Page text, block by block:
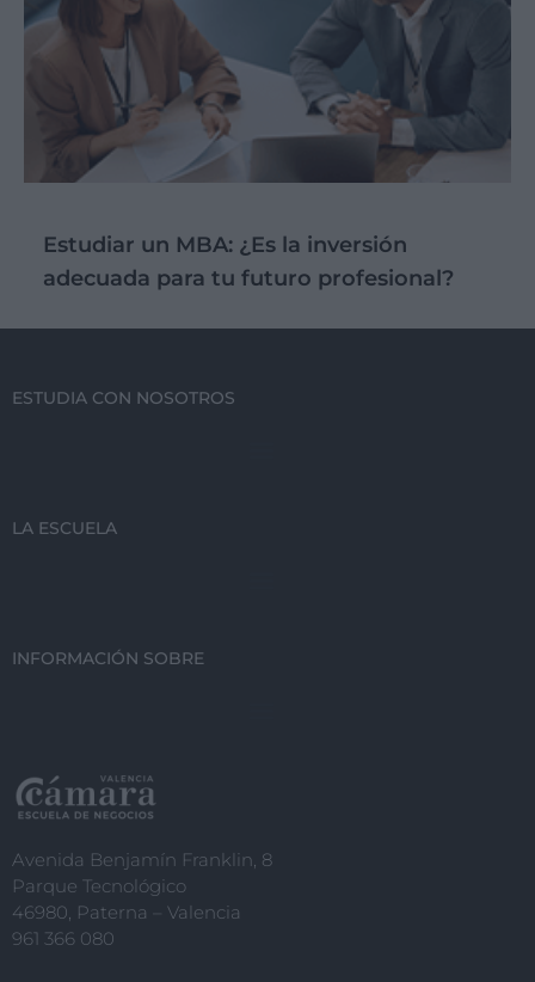
Estudiar un MBA: ¿Es la inversión
adecuada para tu futuro profesional?
ESTUDIA CON NOSOTROS
LA ESCUELA
INFORMACIÓN SOBRE
Avenida Benjamín Franklin, 8
Parque Tecnológico
46980, Paterna – Valencia
961 366 080